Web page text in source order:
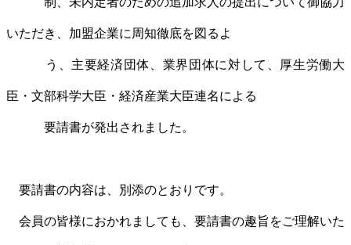
いただき、加盟企業に周知徹底を図るよ
う、主要経済団体、業界団体に対して、厚生労働大
臣・文部科学大臣・経済産業大臣連名による
要請書が発出されました。
要請書の内容は、別添のとおりです。
会員の皆様におかれましても、要請書の趣旨をご理解いた